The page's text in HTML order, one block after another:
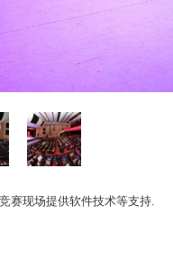
赛现场提供软件技术等支持.